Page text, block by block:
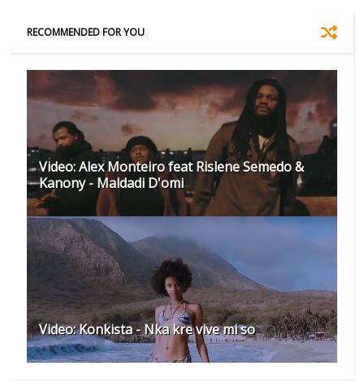
RECOMMENDED FOR YOU
Video: Alex Monteiro feat Rislene Semedo &
Kanony - Maldadi D'omi
Video: Konkista - Nka kre vive mi so